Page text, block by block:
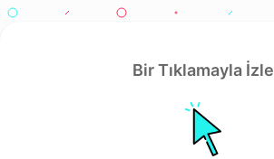
Bir Tıklamayla İzle